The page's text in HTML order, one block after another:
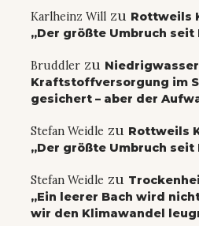
Karlheinz Will zu Rottweils
„Der größte Umbruch seit
Bruddler zu
Kraftstoffversorgung im
gesichert – aber der
Stefan Weidle zu Rottweils
„Der größte Umbruch seit
Stefan Weidle zu
„Ein leerer Bach wird
wir den Klimawandel